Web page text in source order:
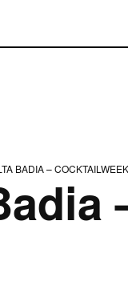
BADIA – COCKTAILWEEK